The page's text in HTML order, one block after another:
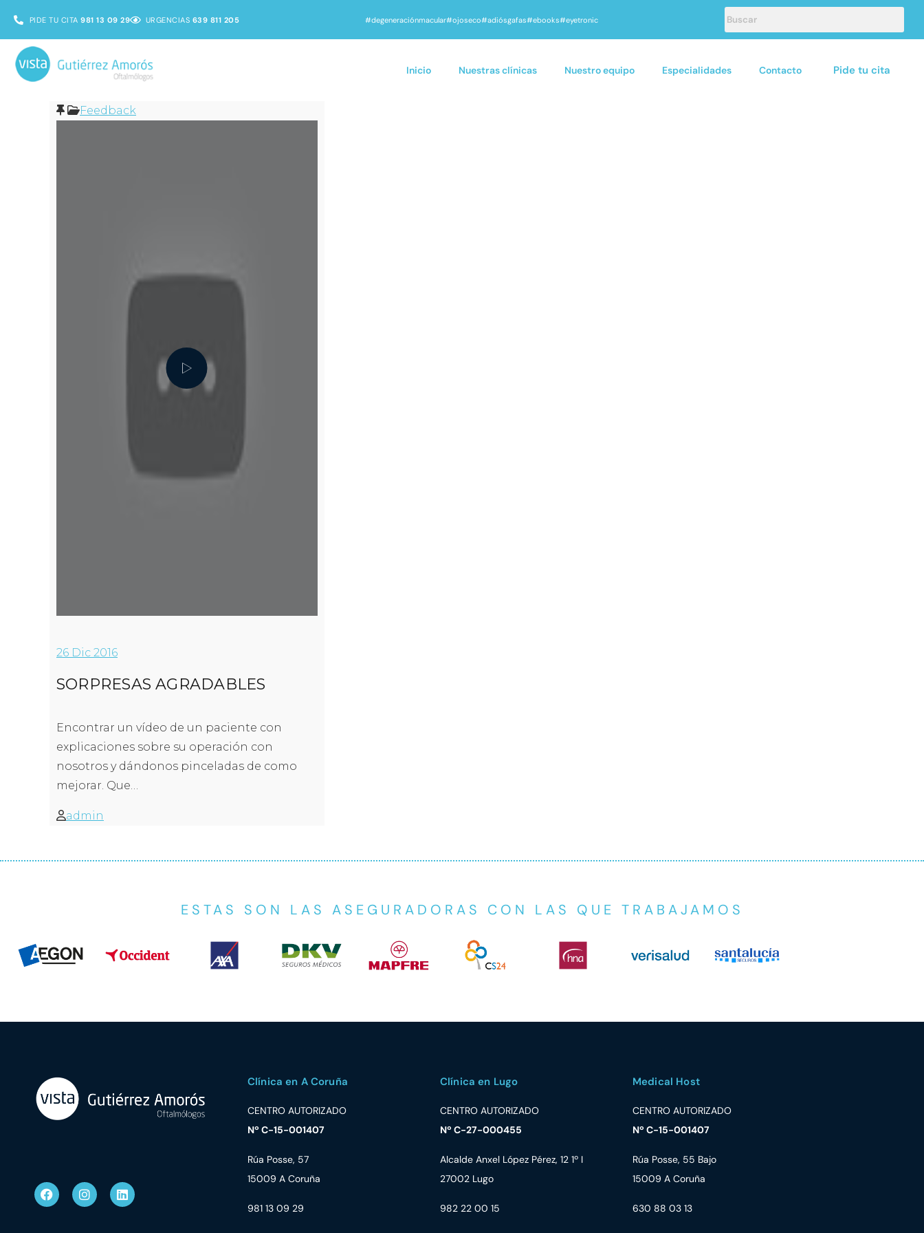
PIDE TU CITA 981 13 09 29 URGENCIAS 639 811 205 #degeneraciónmacular#ojoseco#adiósgafas#ebooks#eyetronic
Inicio Nuestras clínicas Nuestro equipo Especialidades Contacto Pide tu cita
Feedback
26 Dic 2016
SORPRESAS AGRADABLES
Encontrar un vídeo de un paciente con
explicaciones sobre su operación con
nosotros y dándonos pinceladas de como
mejorar. Que…
admin
ESTAS SON LAS ASEGURADORAS CON LAS QUE TRABAJAMOS
Clínica en A Coruña
CENTRO AUTORIZADO
Nº C-15-001407
Rúa Posse, 57
15009 A Coruña
981 13 09 29
Clínica en Lugo
CENTRO AUTORIZADO
Nº C-27-000455
Alcalde Anxel López Pérez, 12 1º I
27002 Lugo
982 22 00 15
Medical Host
CENTRO AUTORIZADO
Nº C-15-001407
Rúa Posse, 55 Bajo
15009 A Coruña
630 88 03 13